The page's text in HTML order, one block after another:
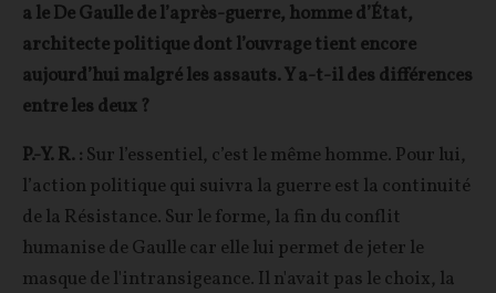
a le De Gaulle de l’après-guerre, homme d’État,
architecte politique dont l’ouvrage tient encore
aujourd’hui malgré les assauts. Y a-t-il des différences
entre les deux ?
P.-Y. R. : Sur l’essentiel, c’est le même homme. Pour lui,
l’action politique qui suivra la guerre est la continuité
de la Résistance. Sur le forme, la fin du conflit
humanise de Gaulle car elle lui permet de jeter le
masque de l'intransigeance. Il n'avait pas le choix, la